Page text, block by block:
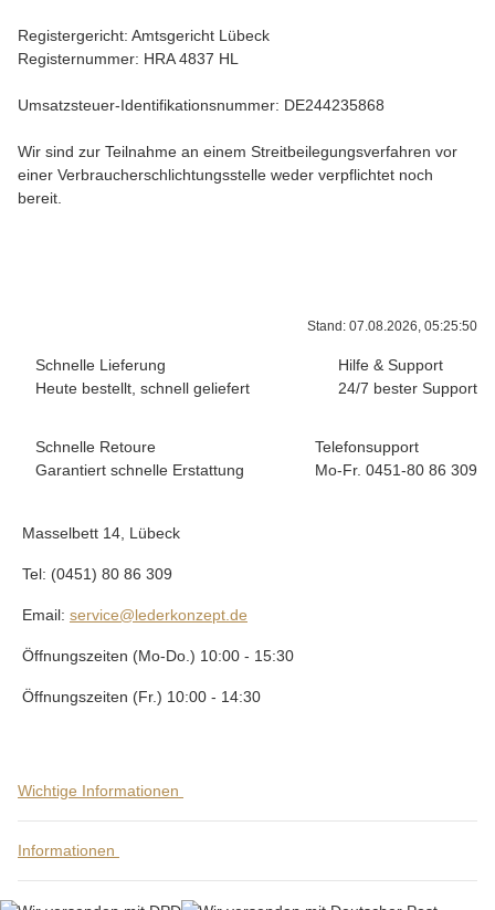
Registergericht: Amtsgericht Lübeck
Registernummer: HRA 4837 HL
Umsatzsteuer-Identifikationsnummer: DE244235868
Wir sind zur Teilnahme an einem Streitbeilegungsverfahren vor
einer Verbraucherschlichtungsstelle weder verpflichtet noch
bereit.
Stand: 07.08.2026, 05:25:50
Schnelle Lieferung
Heute bestellt, schnell geliefert
Hilfe & Support
24/7 bester Support
Schnelle Retoure
Garantiert schnelle Erstattung
Telefonsupport
Mo-Fr. 0451-80 86 309
Masselbett 14, Lübeck
Tel: (0451) 80 86 309
Email: service@lederkonzept.de
Öffnungszeiten (Mo-Do.) 10:00 - 15:30
Öffnungszeiten (Fr.) 10:00 - 14:30
Wichtige Informationen
Informationen